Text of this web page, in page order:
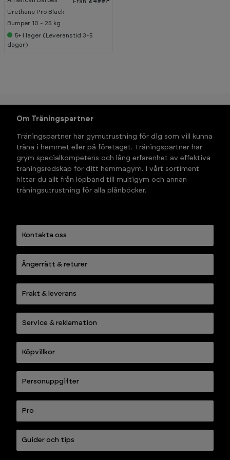
Urethane Pro Black
Bumper 10 - 25 kg
5+
I lager (Leveranstid 3-5
dagar)
Om Träningspartner
Träningspartner har gymutrustning för dig som vill kunna
träna i hemmet eller på företaget. Träningspartner har
grym specialkompetens och lång erfarenhet av effektiva
träningsredskap för ditt hemmagym. I vårt sortiment
hittar du allt från löpband till multigym och annan
träningsutrustning för alla plånböcker.
Kontakta oss
Ångerrätt & returer
Frakt & leverans
Service & reklamation
Köpvillkor
Personuppgifter
Pro
Guider och tips